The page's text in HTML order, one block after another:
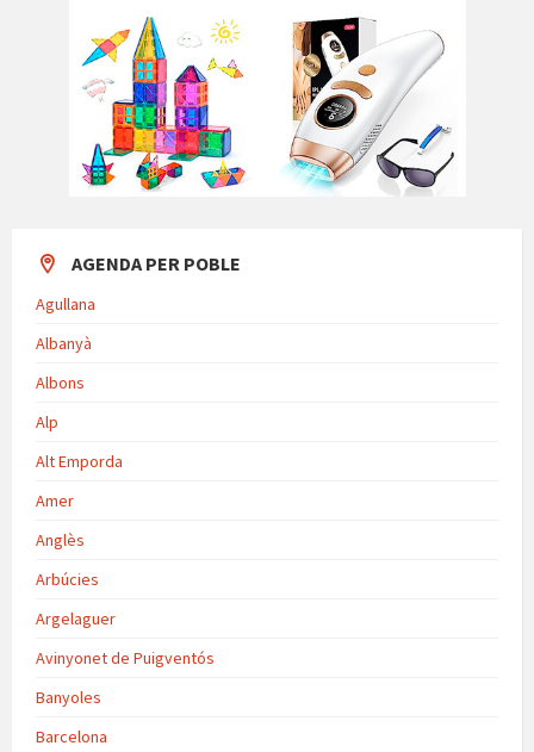
AGENDA PER POBLE
Agullana
Albanyà
Albons
Alp
Alt Emporda
Amer
Anglès
Arbúcies
Argelaguer
Avinyonet de Puigventós
Banyoles
Barcelona